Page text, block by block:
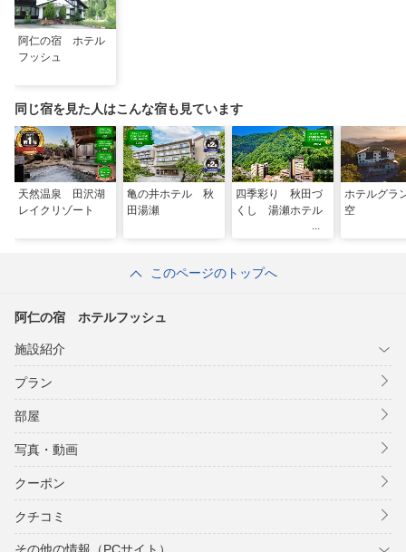
阿仁の宿 ホテル
フッシュ
同じ宿を見た人はこんな宿も見ています
天然温泉 田沢湖
レイクリゾート
亀の井ホテル 秋
田湯瀬
四季彩り 秋田づ
くし 湯瀬ホテル
ホテルグラ
空
このページのトップへ
阿仁の宿 ホテルフッシュ
施設紹介
プラン
部屋
写真・動画
クーポン
クチコミ